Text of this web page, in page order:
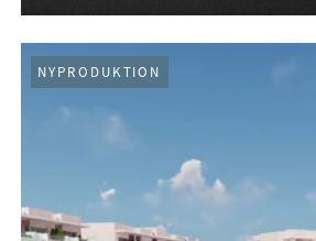
NYPRODUKTION